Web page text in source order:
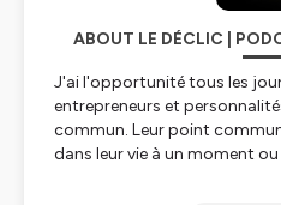
ABOUT LE DÉCLIC |
J'ai l'opportunité tous les
entrepreneurs et
commun. Leur point
dans leur vie à un moment